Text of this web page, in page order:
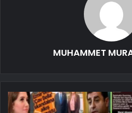
MUHAMMET